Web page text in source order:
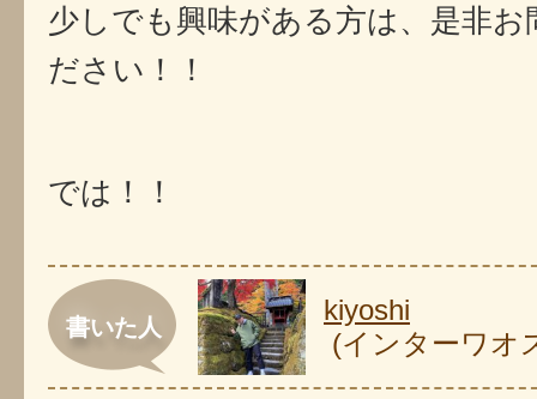
少しでも興味がある方は、是非お
ださい！！
では！！
書いた人
kiyoshi
(インターワオ